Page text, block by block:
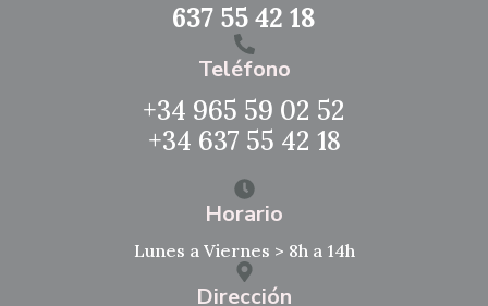
637 55 42 18
Teléfono
+34 965 59 02 52
+34 637 55 42 18
Horario
Lunes a Viernes > 8h a 14h
Dirección